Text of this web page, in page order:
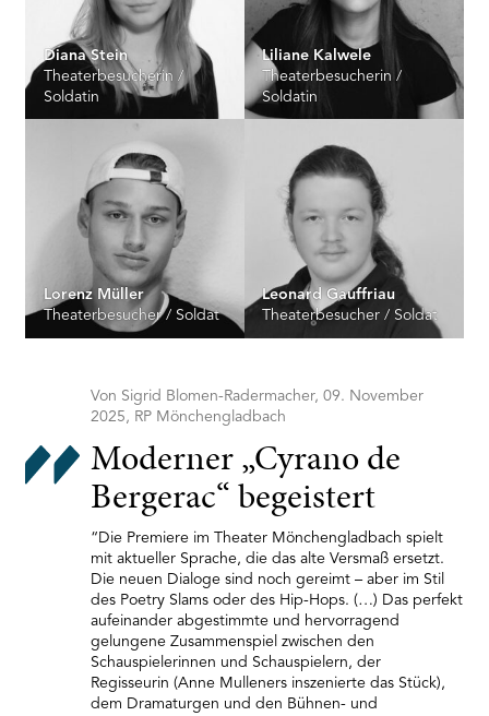
Diana Stein
Theaterbesucherin /
Soldatin
Liliane Kalwele
Theaterbesucherin /
Soldatin
Lorenz Müller
Theaterbesucher / Soldat
Leonard Gauffriau
Theaterbesucher / Soldat
Von Sigrid Blomen-Radermacher, 09. November
2025, RP Mönchengladbach
Moderner „Cyrano de
Bergerac“ begeistert
“Die Premiere im Theater Mönchengladbach spielt
mit aktueller Sprache, die das alte Versmaß ersetzt.
Die neuen Dialoge sind noch gereimt – aber im Stil
des Poetry Slams oder des Hip-Hops. (…) Das perfekt
aufeinander abgestimmte und hervorragend
gelungene Zusammenspiel zwischen den
Schauspielerinnen und Schauspielern, der
Regisseurin (Anne Mulleners inszenierte das Stück),
dem Dramaturgen und den Bühnen- und